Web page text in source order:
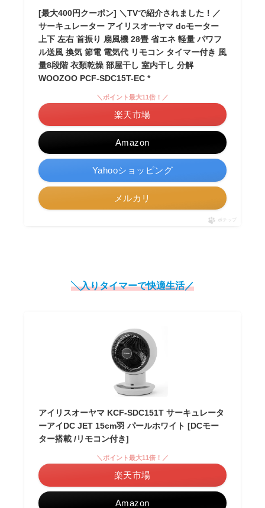
[最大400円クーポン] ＼TVで紹介されました！／
サーキュレーター アイリスオーヤマ dcモーター
上下 左右 首振り 扇風機 28畳 省エネ 軽量 パワフ
ル送風 換気 節電 電気代 リモコン タイマー付き 風
量8段階 衣類乾燥 部屋干し 室内干し 分解
WOOZOO PCF-SDC15T-EC *
Amazon
＼ポイント最大11倍！／
楽天市場
Yahooショッピング
メルカリ
ポチップ
╲入りタイマーで快適生活／
アイリスオーヤマ KCF-SDC151T サーキュレータ
ーアイDC JET 15cm羽 パールホワイト [DCモー
ター搭載 /リモコン付き]
Amazon
＼ポイント最大11倍！／
楽天市場